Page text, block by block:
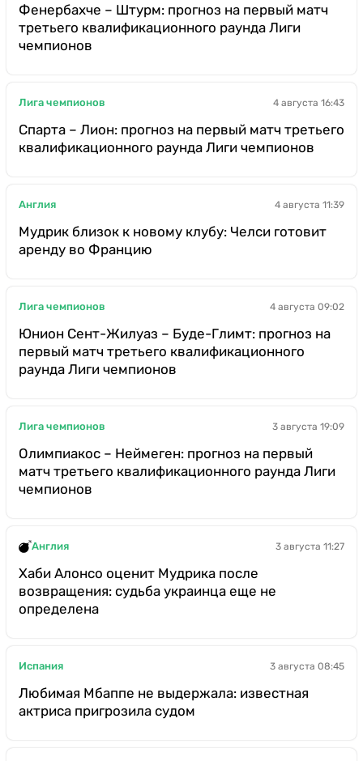
Фенербахче – Штурм: прогноз на первый матч
третьего квалификационного раунда Лиги
чемпионов
Лига чемпионов 4 августа 16:43
Спарта – Лион: прогноз на первый матч третьего
квалификационного раунда Лиги чемпионов
Англия 4 августа 11:39
Мудрик близок к новому клубу: Челси готовит
аренду во Францию
Лига чемпионов 4 августа 09:02
Юнион Сент-Жилуаз – Буде-Глимт: прогноз на
первый матч третьего квалификационного
раунда Лиги чемпионов
Лига чемпионов 3 августа 19:09
Олимпиакос – Неймеген: прогноз на первый
матч третьего квалификационного раунда Лиги
чемпионов
Англия 3 августа 11:27
Хаби Алонсо оценит Мудрика после
возвращения: судьба украинца еще не
определена
Испания 3 августа 08:45
Любимая Мбаппе не выдержала: известная
актриса пригрозила судом